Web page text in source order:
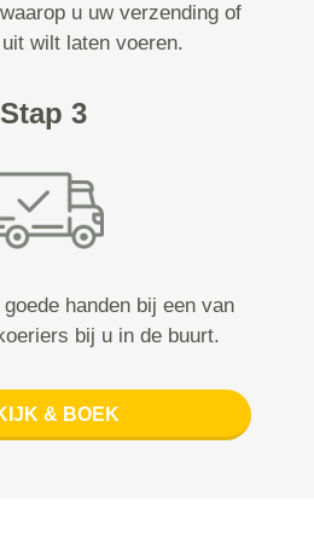
u uw verzending of
wilt laten voeren.
Stap 3
handen bij een van
bij u in de buurt.
& BOEK